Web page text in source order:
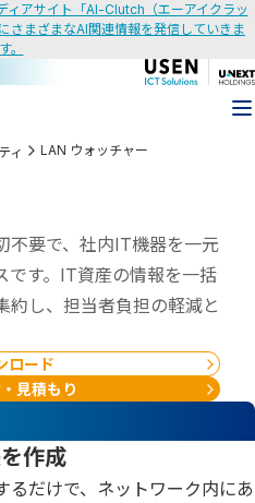
ィアサイト「AI-Clutch（エーアイクラッ
さまざまなAI関連情報を発信していきま
す。
ィ LAN ウォッチャー
不要で、社内IT機器を一元
です。IT資産の情報を一括
約し、担当者負担の軽減と
ロード
見積もり
作成
だけで、ネットワーク内にあ